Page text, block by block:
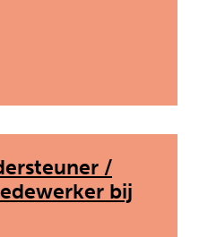
medewerker
/
bij